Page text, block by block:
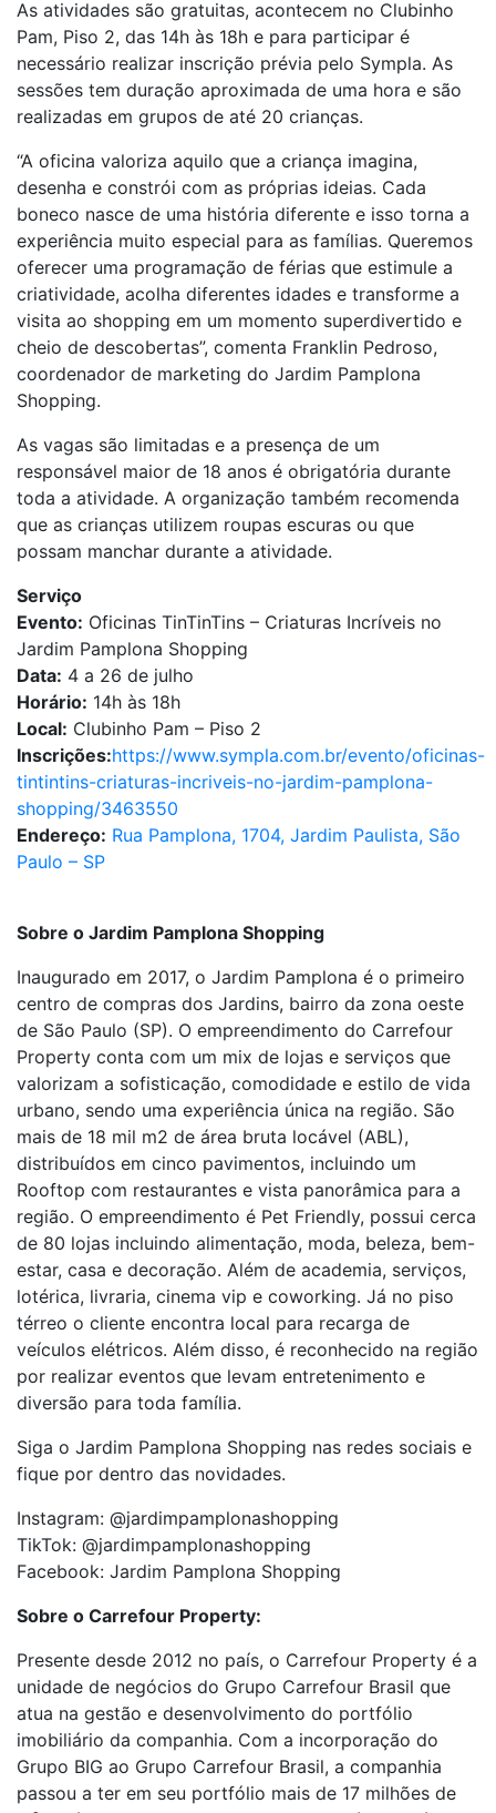
As atividades são gratuitas, acontecem no Clubinho
Pam, Piso 2, das 14h às 18h e para participar é
necessário realizar inscrição prévia pelo Sympla. As
sessões tem duração aproximada de uma hora e são
realizadas em grupos de até 20 crianças.
“A oficina valoriza aquilo que a criança imagina,
desenha e constrói com as próprias ideias. Cada
boneco nasce de uma história diferente e isso torna a
experiência muito especial para as famílias. Queremos
oferecer uma programação de férias que estimule a
criatividade, acolha diferentes idades e transforme a
visita ao shopping em um momento superdivertido e
cheio de descobertas”, comenta Franklin Pedroso,
coordenador de marketing do Jardim Pamplona
Shopping.
As vagas são limitadas e a presença de um
responsável maior de 18 anos é obrigatória durante
toda a atividade. A organização também recomenda
que as crianças utilizem roupas escuras ou que
possam manchar durante a atividade.
Serviço
Evento: Oficinas TinTinTins – Criaturas Incríveis no
Jardim Pamplona Shopping
Data: 4 a 26 de julho
Horário: 14h às 18h
Local: Clubinho Pam – Piso 2
Inscrições:https://www.sympla.com.br/evento/oficinas-
tintintins-criaturas-incriveis-no-jardim-pamplona-
shopping/3463550
Endereço: Rua Pamplona, 1704, Jardim Paulista, São
Paulo – SP
Sobre o Jardim Pamplona Shopping
Inaugurado em 2017, o Jardim Pamplona é o primeiro
centro de compras dos Jardins, bairro da zona oeste
de São Paulo (SP). O empreendimento do Carrefour
Property conta com um mix de lojas e serviços que
valorizam a sofisticação, comodidade e estilo de vida
urbano, sendo uma experiência única na região. São
mais de 18 mil m2 de área bruta locável (ABL),
distribuídos em cinco pavimentos, incluindo um
Rooftop com restaurantes e vista panorâmica para a
região. O empreendimento é Pet Friendly, possui cerca
de 80 lojas incluindo alimentação, moda, beleza, bem-
estar, casa e decoração. Além de academia, serviços,
lotérica, livraria, cinema vip e coworking. Já no piso
térreo o cliente encontra local para recarga de
veículos elétricos. Além disso, é reconhecido na região
por realizar eventos que levam entretenimento e
diversão para toda família.
Siga o Jardim Pamplona Shopping nas redes sociais e
fique por dentro das novidades.
Instagram: @jardimpamplonashopping
TikTok: @jardimpamplonashopping
Facebook: Jardim Pamplona Shopping
Sobre o Carrefour Property:
Presente desde 2012 no país, o Carrefour Property é a
unidade de negócios do Grupo Carrefour Brasil que
atua na gestão e desenvolvimento do portfólio
imobiliário da companhia. Com a incorporação do
Grupo BIG ao Grupo Carrefour Brasil, a companhia
passou a ter em seu portfólio mais de 17 milhões de